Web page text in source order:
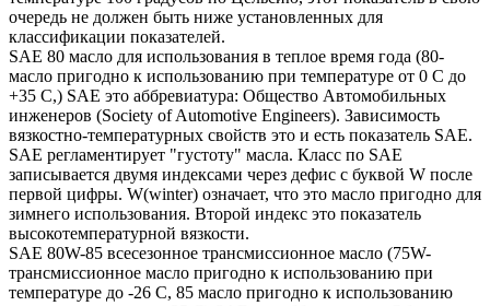
очередь не должен быть ниже установленных для
классификации показателей.
SAE 80 масло для использования в теплое время года (80-
масло пригодно к использованию при температуре от 0 С до
+35 С,) SAE это аббревиатура: Общество Автомобильных
инженеров (Society of Automotive Engineers). Зависимость
вязкостно-температурных свойств это и есть показатель SAE.
SAE регламентирует "густоту" масла. Класс по SAE
записывается двумя индексами через дефис с буквой W после
первой цифры. W(winter) означает, что это масло пригодно для
зимнего использования. Второй индекс это показатель
высокотемпературной вязкости.
SAE 80W-85 всесезонное трансмиссионное масло (75W-
трансмиссионное масло пригодно к использованию при
температуре до -26 С, 85 масло пригодно к использованию